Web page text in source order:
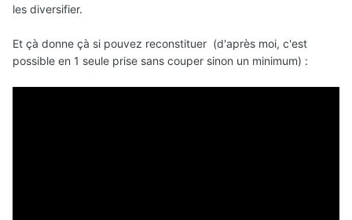
les diversifier.
Et çà donne çà si pouvez reconstituer (d'après moi, c'est
possible en 1 seule prise sans couper sinon un minimum) :